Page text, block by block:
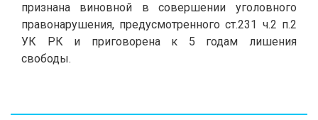
признана виновной в совершении уголовного
правонарушения, предусмотренного ст.231 ч.2 п.2
УК РК и приговорена к 5 годам лишения
свободы.